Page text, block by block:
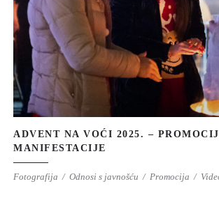
ADVENT NA VOĆI 2025. –
MANIFESTACIJE
Fotografija Odnosi s javnošću Promocija